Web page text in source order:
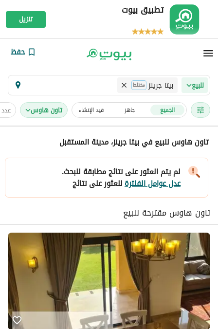
تطبيق بيوت
تنزيل
حفظ
للبيع بيتا جرينز مختلط
الجميع جاهز قيد الإنشاء تاون هاوس
تاون هاوس للبيع في بيتا جرينز، مدينة المستقبل
لم يتم العثور على نتائج مطابقة للبحث.
عدل عوامل الفلترةللعثور على نتائج
تاون هاوس مقترحة للبيع